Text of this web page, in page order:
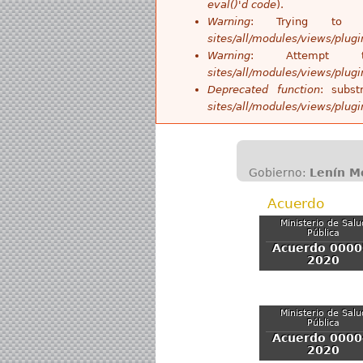
eval()'d code).
Warning: Trying to
sites/all/modules/views/
Warning: Attempt
sites/all/modules/views/
Deprecated function:
sites/all/modules/views/
Gobierno: Lenín
Acuerdo
Ministerio de
Pública
Acuerdo
2020
Ministerio de
Pública
Acuerdo
2020